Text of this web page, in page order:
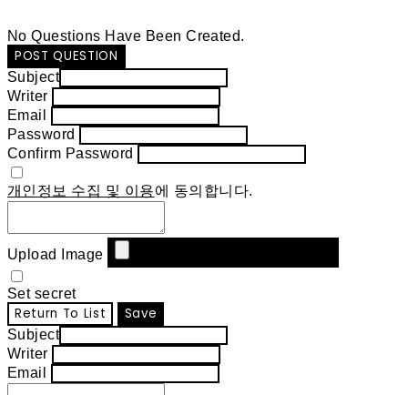
No Questions Have Been Created.
POST QUESTION
Subject
Writer
Email
Password
Confirm Password
개인정보 수집 및 이용에 동의합니다.
Upload Image
Set secret
Return To List Save
Subject
Writer
Email